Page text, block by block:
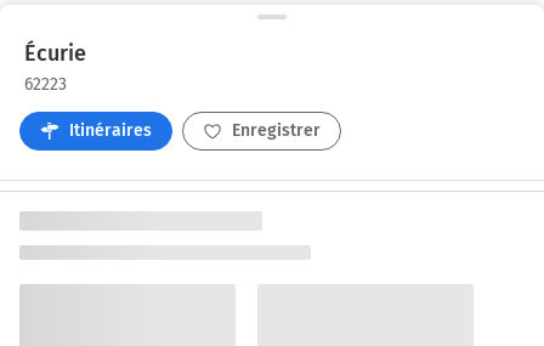
Écurie
62223
Itinéraires Enregistrer